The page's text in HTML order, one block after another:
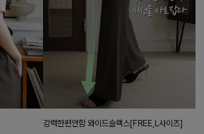
강력한편안함 와이드슬랙스[FREE,L사이즈]